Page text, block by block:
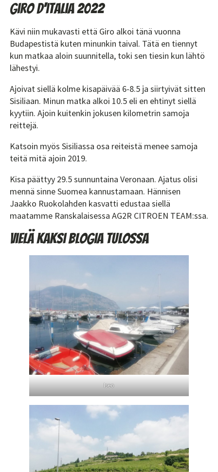
Giro d'italia 2022
Kävi niin mukavasti että Giro alkoi tänä vuonna
Budapestistä kuten minunkin taival. Tätä en tiennyt
kun matkaa aloin suunnitella, toki sen tiesin kun lähtö
lähestyi.
Ajoivat siellä kolme kisapäivää 6-8.5 ja siirtyivät sitten
Sisiliaan. Minun matka alkoi 10.5 eli en ehtinyt siellä
kyytiin. Ajoin kuitenkin jokusen kilometrin samoja
reittejä.
Katsoin myös Sisiliassa osa reiteistä menee samoja
teitä mitä ajoin 2019.
Kisa päättyy 29.5 sunnuntaina Veronaan. Ajatus olisi
mennä sinne Suomea kannustamaan. Hännisen
Jaakko Ruokolahden kasvatti edustaa siellä
maatamme Ranskalaisessa AG2R CITROEN TEAM:ssa.
Vielä kaksi blogia tulossa
Iseo